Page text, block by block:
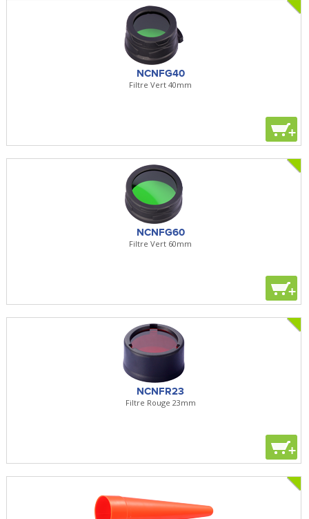
NCNFG40
Filtre Vert 40mm
+
NCNFG60
Filtre Vert 60mm
+
NCNFR23
Filtre Rouge 23mm
+